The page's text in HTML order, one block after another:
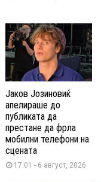
Јаков Јозиновиќ
апелираше до
публиката да
престане да фрла
мобилни телефони на
сцената
17:01 - 6 август, 2026